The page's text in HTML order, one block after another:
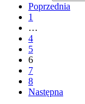
Poprzednia
1
…
4
5
6
7
8
Następna